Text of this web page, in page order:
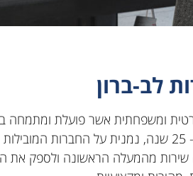
לב-ברון
ומשפחתית אשר פועלת ומתמחה
מהמעלה הראשונה ולספק את